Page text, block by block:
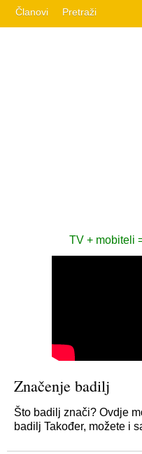
Članovi Pretraži
TV + mobiteli
Značenje badilj
Što badilj znači? Ovdje
badilj Također, možete i